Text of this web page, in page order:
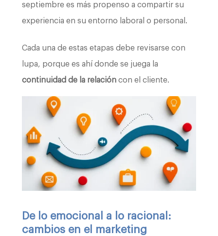
septiembre es más propenso a compartir su
experiencia en su entorno laboral o personal.
Cada una de estas etapas debe revisarse con
lupa, porque es ahí donde se juega la
continuidad de la relacióncon el cliente.
De lo emocional a lo racional:
cambios en el marketing